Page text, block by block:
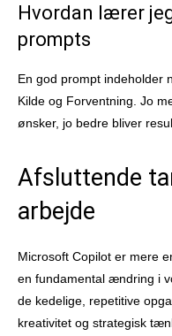
Hvordan lærer
prompts
En god prompt indeholder
Kilde og Forventning. Jo
ønsker, jo bedre bliver
Afsluttende
arbejde
Microsoft Copilot er mere
en fundamental ændring i
de kedelige, repetitive
kreativitet og strategisk